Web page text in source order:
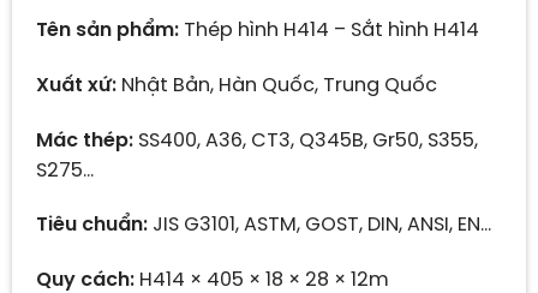
là:
18.500 ₫.
tại
là:
Tên sản phẩm:Thép hình H414 – Sắt hình H414
Xuất xứ:Nhật Bản, Hàn Quốc, Trung Quốc
Mác thép:SS400, A36, CT3, Q345B, Gr50, S355,
S275…
Tiêu chuẩn:JIS G3101, ASTM, GOST, DIN, ANSI, EN…
Quy cách:H414 × 405 × 18 × 28 × 12m